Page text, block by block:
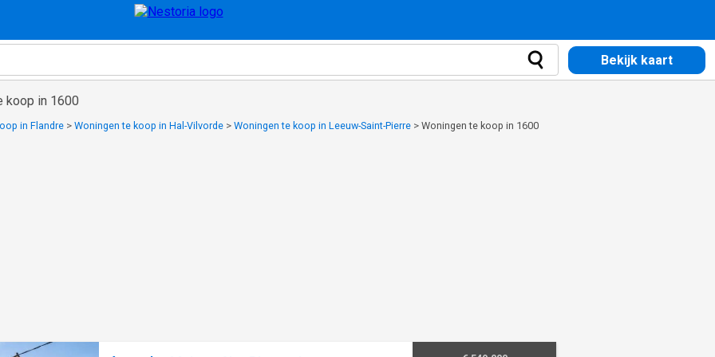
Bekijk kaart
koop in 1600
in Flandre > Woningen te koop in Hal-Vilvorde > Woningen te koop in Leeuw-Saint-Pierre > Woningen te koop in 1600